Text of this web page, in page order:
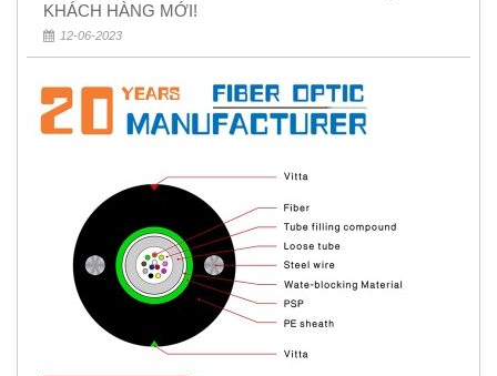
KHÁCH HÀNG MỚI!
12-06-2023